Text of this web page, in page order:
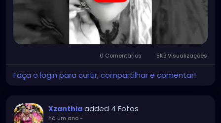
0 Comentários 5KB Visualizações
Faça o login para curtir, compartilhar e comentar!
Xzanthia added 4 Fotos
há um ano-